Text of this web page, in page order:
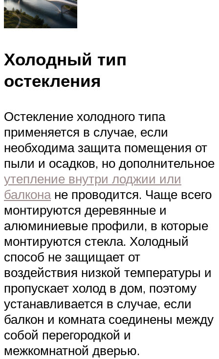
Холодный тип
остекления
Остекление холодного типа
применяется в случае, если
необходима защита помещения от
пыли и осадков, но дополнительное
утепление внутри лоджии или
балконане проводится. Чаще всего
монтируются деревянные и
алюминиевые профили, в которые
монтируются стекла. Холодный
способ не защищает от
воздействия низкой температуры и
пропускает холод в дом, поэтому
устанавливается в случае, если
балкон и комната соединены между
собой перегородкой и
межкомнатной дверью.